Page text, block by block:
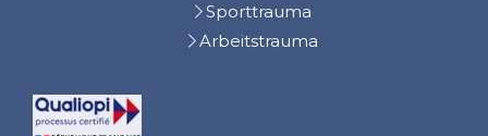
Sporttrauma
Arbeitstrauma